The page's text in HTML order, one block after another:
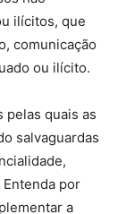
ilícitos, que
comunicação
ou ilícito.
pelas quais as
salvaguardas
por
a